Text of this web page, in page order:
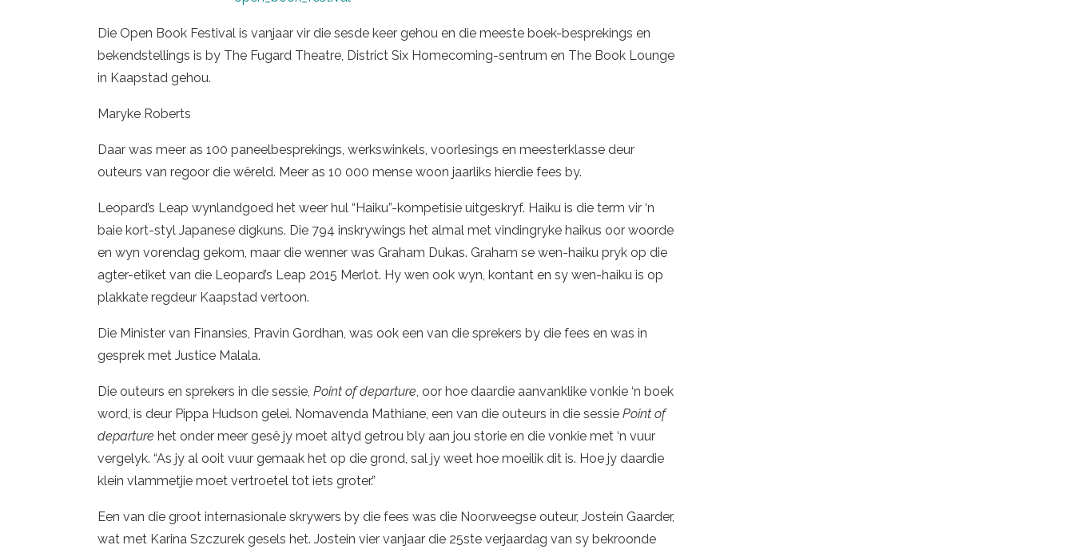
Die Open Book Festival is vanjaar vir die sesde keer gehou en die meeste boek-besprekings en
bekendstellings is by The Fugard Theatre, District Six Homecoming-sentrum en The Book Lounge
in Kaapstad gehou.
Maryke Roberts
Daar was meer as 100 paneelbesprekings, werkswinkels, voorlesings en meesterklasse deur
outeurs van regoor die wêreld. Meer as 10 000 mense woon jaarliks hierdie fees by.
Leopard’s Leap wynlandgoed het weer hul “Haiku”-kompetisie uitgeskryf. Haiku is die term vir ‘n
baie kort-styl Japanese digkuns. Die 794 inskrywings het almal met vindingryke haikus oor woorde
en wyn vorendag gekom, maar die wenner was Graham Dukas. Graham se wen-haiku pryk op die
agter-etiket van die Leopard’s Leap 2015 Merlot. Hy wen ook wyn, kontant en sy wen-haiku is op
plakkate regdeur Kaapstad vertoon.
Die Minister van Finansies, Pravin Gordhan, was ook een van die sprekers by die fees en was in
gesprek met Justice Malala.
Die outeurs en sprekers in die sessie, Point of departure, oor hoe daardie aanvanklike vonkie ‘n boek
word, is deur Pippa Hudson gelei. Nomavenda Mathiane, een van die outeurs in die sessie Point of
departure het onder meer gesê jy moet altyd getrou bly aan jou storie en die vonkie met ‘n vuur
vergelyk. “As jy al ooit vuur gemaak het op die grond, sal jy weet hoe moeilik dit is. Hoe jy daardie
klein vlammetjie moet vertroetel tot iets groter.”
Een van die groot internasionale skrywers by die fees was die Noorweegse outeur, Jostein Gaarder,
wat met Karina Szczurek gesels het. Jostein vier vanjaar die 25ste verjaardag van sy bekroonde